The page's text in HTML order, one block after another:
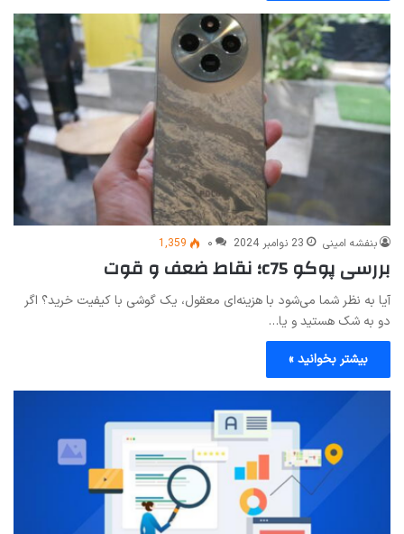
بنفشه امینی 23 نوامبر 2024 ۰ 1,359
بررسی پوکو c75؛ نقاط ضعف و قوت
آیا به نظر شما می‌شود با هزینه‌ای معقول، یک گوشی با کیفیت خرید؟ اگر
دو به شک هستید و یا…
بیشتر بخوانید »